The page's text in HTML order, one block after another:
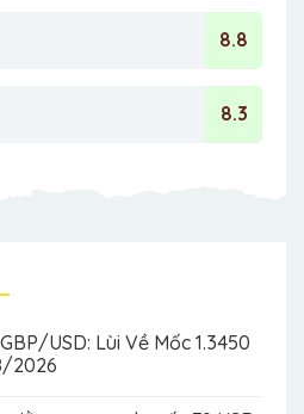
8.8
8.3
USD: Lùi Về Mốc 1.3450
2026